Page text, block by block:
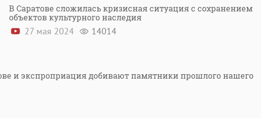
В Саратове сложилась кризисная ситуация с сохранением
объектов культурного наследия
27 мая 2024 14014
и экспроприация добивают памятники прошлого нашего